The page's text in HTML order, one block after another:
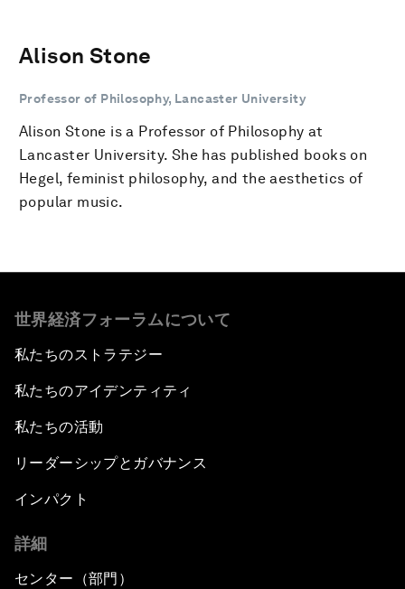
Alison Stone
Professor of Philosophy, Lancaster University
Alison Stone is a Professor of Philosophy at
Lancaster University. She has published books on
Hegel, feminist philosophy, and the aesthetics of
popular music.
世界経済フォーラムについて
私たちのストラテジー
私たちのアイデンティティ
私たちの活動
リーダーシップとガバナンス
インパクト
詳細
センター（部門）